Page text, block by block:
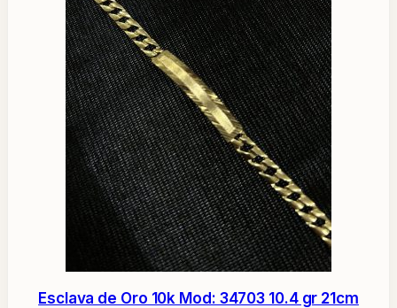
Esclava de Oro 10k Mod: 34703 10.4 gr 21cm